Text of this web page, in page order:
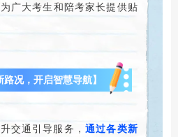
为广大考生和陪考家长提供贴
路况，开启智慧导航】
交通引导服务，通过各类新